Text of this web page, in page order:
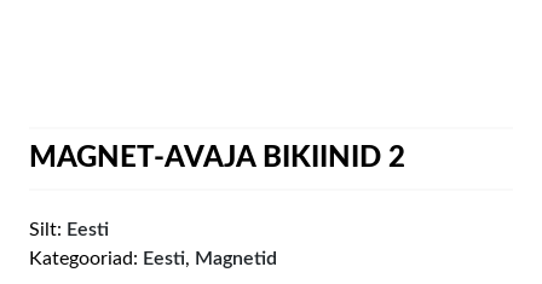
MAGNET-AVAJA BIKIINID 2
Kategooriad: Eesti, Magnetid
Silt: Eesti